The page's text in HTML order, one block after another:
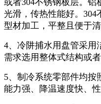
光滑，传热性能好。304
型材加工，平整且便于清
4、冷阱捕水用盘管采用
需求选用整体式结构或者
5、制冷系统零部件均按
能力强、降温速度快、